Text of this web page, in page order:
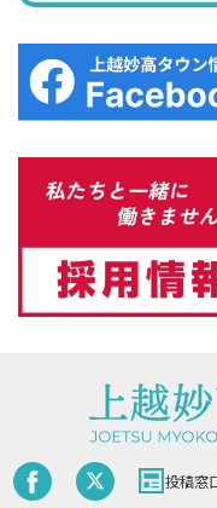
投稿窓